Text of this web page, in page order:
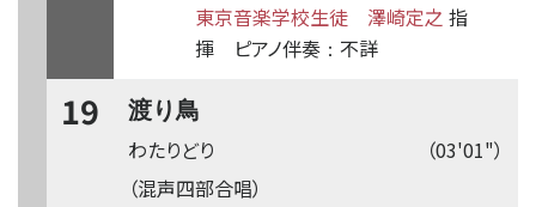
東京音楽学校生徒
澤崎定之 指
揮
ピアノ伴奏 ： 不詳
19 渡り鳥
（03'01"）
わたりどり
（混声四部合唱）